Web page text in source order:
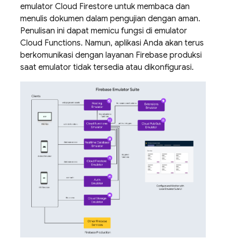
emulator Cloud Firestore untuk membaca dan
menulis dokumen dalam pengujian dengan aman.
Penulisan ini dapat memicu fungsi di emulator
Cloud Functions. Namun, aplikasi Anda akan terus
berkomunikasi dengan layanan Firebase produksi
saat emulator tidak tersedia atau dikonfigurasi.